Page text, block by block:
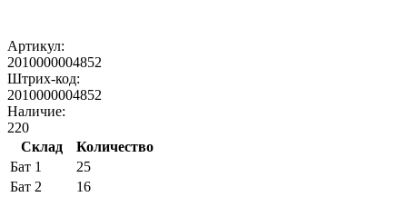
Артикул:
2010000004852
Штрих-код:
2010000004852
Наличие:
220
Склад
Количество
Бат 1
25
Бат 2
16